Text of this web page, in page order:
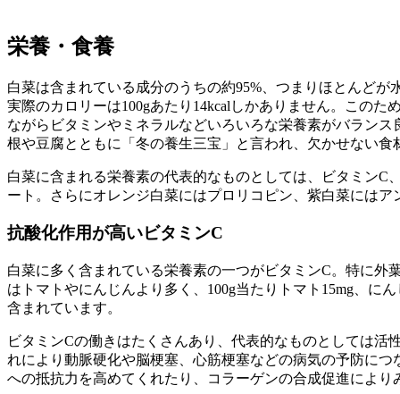
栄養・食養
白菜は含まれている成分のうちの約95%、つまりほとんど
実際のカロリーは100gあたり14kcalしかありません。このた
ながらビタミンやミネラルなどいろいろな栄養素がバラン
根や豆腐とともに「冬の養生三宝」と言われ、欠かせない食
白菜に含まれる栄養素の代表的なものとしては、ビタミンC
ート。さらにオレンジ白菜にはプロリコピン、紫白菜にはア
抗酸化作用が高いビタミンC
白菜に多く含まれている栄養素の一つがビタミンC。特に外
はトマトやにんじんより多く、100g当たりトマト15mg、に
含まれています。
ビタミンCの働きはたくさんあり、代表的なものとしては活
れにより動脈硬化や脳梗塞、心筋梗塞などの病気の予防に
への抵抗力を高めてくれたり、コラーゲンの合成促進によ